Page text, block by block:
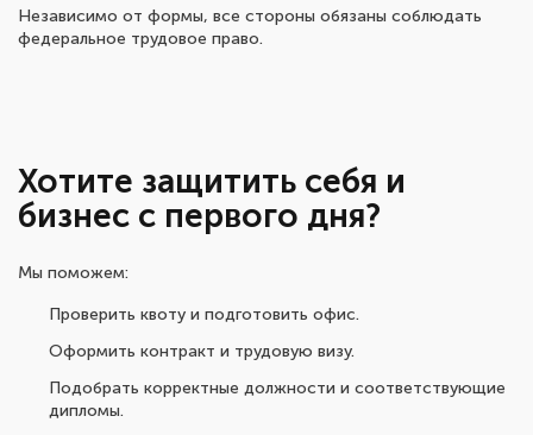
Независимо от формы, все стороны обязаны соблюдать
федеральное трудовое право.
Хотите защитить себя и
бизнес с первого дня?
Мы поможем:
Проверить квоту и подготовить офис.
Оформить контракт и трудовую визу.
Подобрать корректные должности и соответствующие
дипломы.